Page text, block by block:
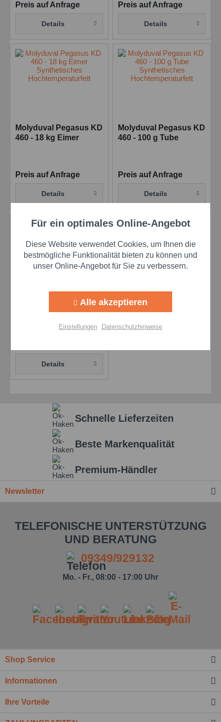
Preis auf Anfrage
Details
Preis auf Anfrage
Details
Molyduval Pegasus KD
460 - 18 kg Eimer
Preis auf Anfrage
Details
Molyduval Pegasus KD
460 - 100 g Tube
Preis auf Anfrage
Details
Molyduval Pegasus KD
460 - 700 g Kart.
Hochtemperaturfett
Details
Schnelle Lieferzeiten
Beste Markenqualität
Premium-Händler
Newsletter
TELEFONISCHE UNTERSTÜTZUNG
UND BERATUNG
09349/929132
Mo. - Fr., 08:00 - 17:00 Uhr
Shop Service
Informationen
Ihre Vorteile
Funktionale Aktiv
Marketing Aktiv
Personalisierung Aktiv
Für ein optimales Online-Angebot
Diese Website verwendet Cookies, um Ihnen die
bestmögliche Funktionalität bieten zu können und
unser Online-Angebot für Sie zu verbessern.
Alle akzeptieren
Einstellungen Datenschutzhinweise